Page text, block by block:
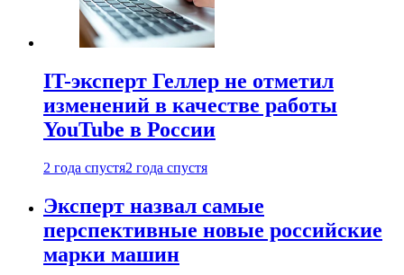
IT-эксперт Геллер не отметил
изменений в качестве работы
YouTube в России
2 года спустя2 года спустя
Эксперт назвал самые
перспективные новые российские
марки машин